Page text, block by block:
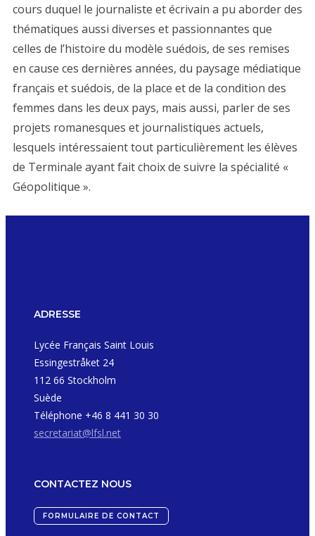
cours duquel le journaliste et écrivain a pu aborder des
thématiques aussi diverses et passionnantes que
celles de l’histoire du modèle suédois, de ses remises
en cause ces dernières années, du paysage médiatique
français et suédois, de la place et de la condition des
femmes dans les deux pays, mais aussi, parler de ses
projets romanesques et journalistiques actuels,
lesquels intéressaient tout particulièrement les élèves
de Terminale ayant fait choix de suivre la spécialité «
Géopolitique ».
ADRESSE
Lycée Français Saint Louis
Essingestråket 24
112 66 Stockholm
Suède
Téléphone +46 8 441 30 30
secretariat@lfsl.net
CONTACTEZ NOUS
FORMULAIRE DE CONTACT